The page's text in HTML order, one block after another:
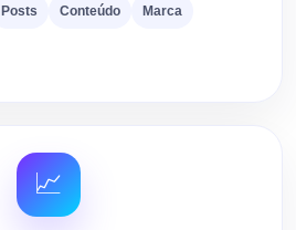
Posts Conteúdo Marca
📈